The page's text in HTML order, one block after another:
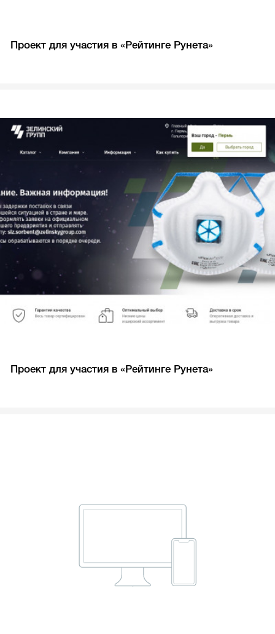
Проект для участия в «Рейтинге Рунета»
Проект для участия в «Рейтинге Рунета»